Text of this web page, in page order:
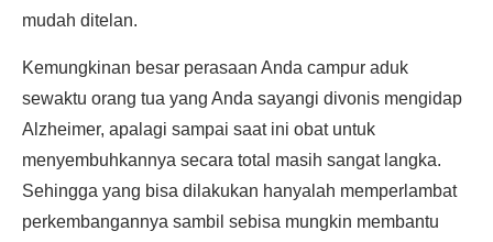
mudah ditelan.
Kemungkinan besar perasaan Anda campur aduk
sewaktu orang tua yang Anda sayangi divonis mengidap
Alzheimer, apalagi sampai saat ini obat untuk
menyembuhkannya secara total masih sangat langka.
Sehingga yang bisa dilakukan hanyalah memperlambat
perkembangannya sambil sebisa mungkin membantu